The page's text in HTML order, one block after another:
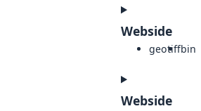
Webside
geotiffbin
Webside